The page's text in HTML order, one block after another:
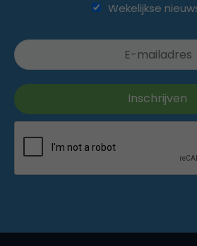
Wekelijkse